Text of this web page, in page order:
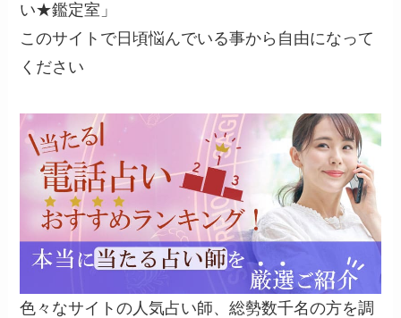
い★鑑定室」
このサイトで日頃悩んでいる事から自由になって
ください
色々なサイトの人気占い師、総勢数千名の方を調